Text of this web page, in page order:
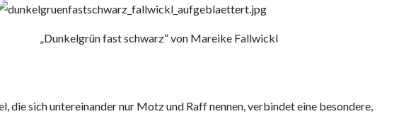
„Dunkelgrün fast schwarz“ von Mareike Fallwickl
die sich untereinander nur Motz und Raff nennen, verbindet eine besondere,